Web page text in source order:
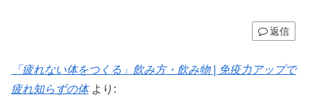
返信
「疲れない体をつくる」飲み方・飲み物 | 免疫力アップで
疲れ知らずの体 より: